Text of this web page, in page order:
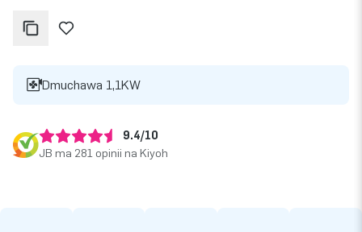
Dmuchawa 1,1KW
9.4/10
JB ma 281 opinii na Kiyoh